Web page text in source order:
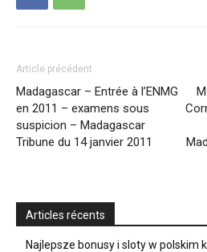
Article précédent
Madagascar – Entrée à l’ENMG
en 2011 – examens sous
suspicion – Madagascar
Tribune du 14 janvier 2011
Articles récents
Najlepsze bonusy i sloty w polskim